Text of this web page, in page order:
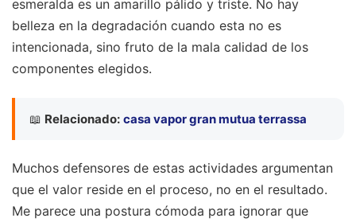
esmeralda es un amarillo pálido y triste. No hay
belleza en la degradación cuando esta no es
intencionada, sino fruto de la mala calidad de los
componentes elegidos.
📖 Relacionado: casa vapor gran mutua terrassa
Muchos defensores de estas actividades argumentan
que el valor reside en el proceso, no en el resultado.
Me parece una postura cómoda para ignorar que